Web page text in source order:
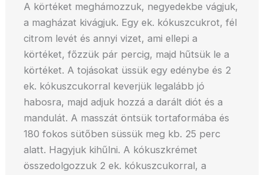
A körtéket meghámozzuk, negyedekbe vágjuk,
a magházat kivágjuk. Egy ek. kókuszcukrot, fél
citrom levét és annyi vizet, ami ellepi a
körtéket, főzzük pár percig, majd hűtsük le a
körtéket. A tojásokat üssük egy edénybe és 2
ek. kókuszcukorral keverjük legalább jó
habosra, majd adjuk hozzá a darált diót és a
mandulát. A masszát öntsük tortaformába és
180 fokos sütőben süssük meg kb. 25 perc
alatt. Hagyjuk kihűlni. A kókuszkrémet
összedolgozzuk 2 ek. kókuszcukorral, a